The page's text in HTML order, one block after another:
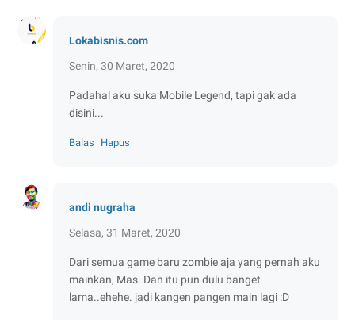
Lokabisnis.com
Senin, 30 Maret, 2020
Padahal aku suka Mobile Legend, tapi gak ada
disini...
Balas Hapus
andi nugraha
Selasa, 31 Maret, 2020
Dari semua game baru zombie aja yang pernah aku
mainkan, Mas. Dan itu pun dulu banget
lama..ehehe. jadi kangen pangen main lagi :D